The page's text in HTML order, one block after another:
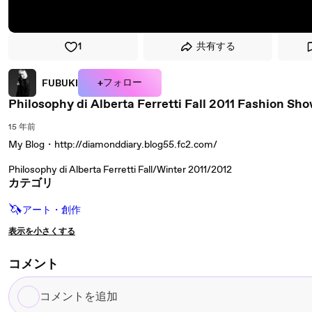
1 共有する
FUBUKI +フォロー
Philosophy di Alberta Ferretti Fall 2011 Fashion
15 年前
My Blog・http://diamonddiary.blog55.fc2.com/
Philosophy di Alberta Ferretti Fall/Winter 2011/2012
カテゴリ
🦄アート・創作
表示を小さくする
コメント
コ